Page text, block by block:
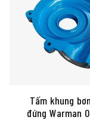
Tấm khung
đứng Warman